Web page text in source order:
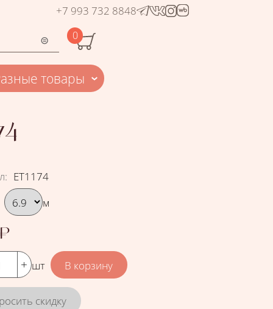
+7 993 732 8848
0
товары
: ЕТ1174
вариант
м
шт
скидку